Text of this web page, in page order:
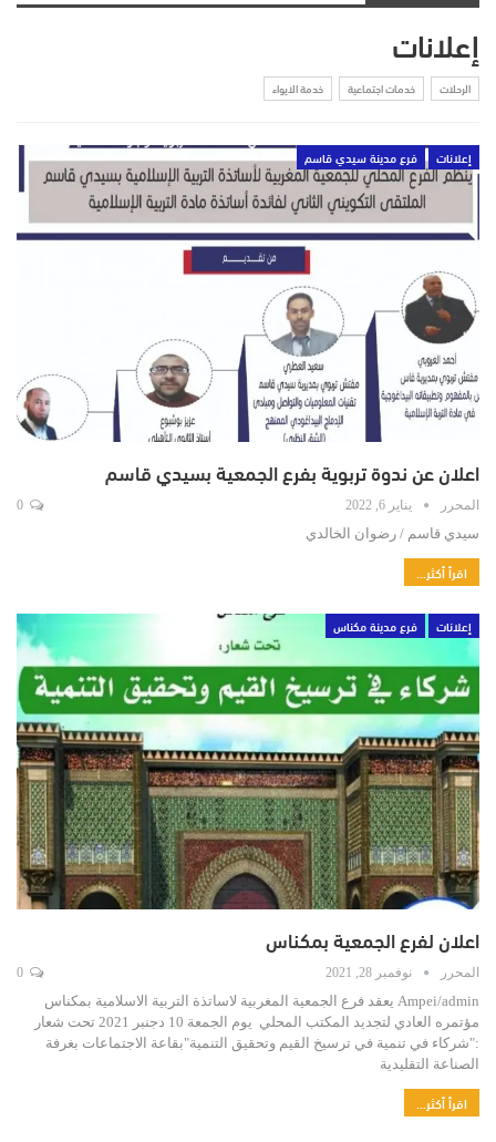
إعلانات
الرحلات خدمات اجتماعية خدمة الايواء
إعلانات فرع مدينة سيدي قاسم
اعلان عن ندوة تربوية بفرع الجمعية بسيدي قاسم
المحرر يناير 6, 2022
سيدي قاسم / رضوان الخالدي
اقرأ أكثر...
إعلانات فرع مدينة مكناس
اعلان لفرع الجمعية بمكناس
المحرر نوفمبر 28, 2021
Ampei/admin يعقد فرع الجمعية المغربية لاساتذة التربية الاسلامية بمكناس
مؤتمره العادي لتجديد المكتب المحلي يوم الجمعة 10 دجنبر 2021 تحت شعار
:"شركاء في تنمية في ترسيخ القيم وتحقيق التنمية"بقاعة الاجتماعات بغرفة
الصناعة التقليدية
اقرأ أكثر...